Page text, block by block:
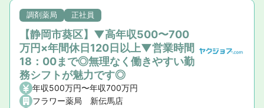
調剤薬局 正社員
【静岡市葵区】▼高年収500〜700
万円×年間休日120日以上▼営業時間
18：00まで◎無理なく働きやすい勤
務シフトが魅力です◎
年収500万円〜年収700万円
フラワー薬局 新伝馬店